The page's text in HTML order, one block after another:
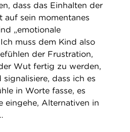
dass das Einhalten der
auf sein momentanes
„emotionale
muss dem Kind also
der Frustration,
Wut fertig zu werden,
dass ich es
in Worte fasse, es
eingehe, Alternativen in